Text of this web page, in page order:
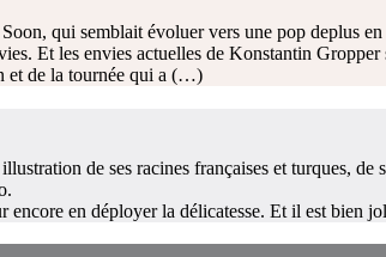
qui semblait évoluer vers une pop deplus
Et les envies actuelles de Konstantin
et de la tournée qui a (…)
de ses racines françaises et turques, de
encore en déployer la délicatesse. Et il est